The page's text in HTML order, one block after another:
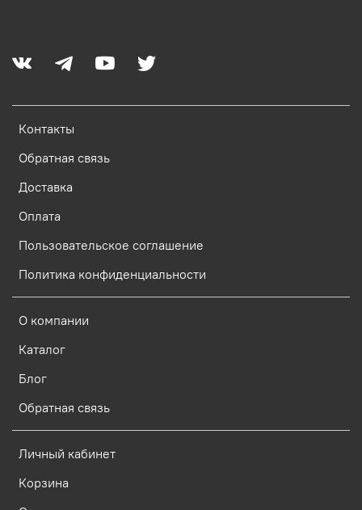
Контакты
Обратная связь
Доставка
Оплата
Пользовательское соглашение
Политика конфиденциальности
О компании
Каталог
Блог
Обратная связь
Личный кабинет
Корзина